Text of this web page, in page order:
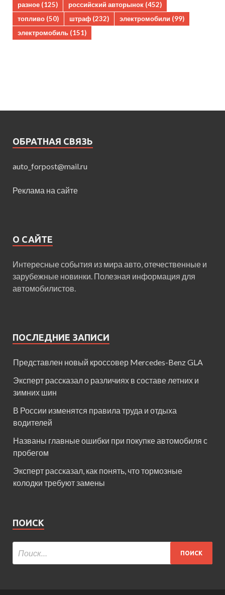
разное (125) российский авторынок (452)
топливо (50) штраф (232) электромобили (99)
электромобиль (151)
ОБРАТНАЯ СВЯЗЬ
auto_forpost@mail.ru
Реклама на сайте
О САЙТЕ
Интересные события из мира авто, отечественные и
зарубежные новинки. Полезная информация для
автомобилистов.
ПОСЛЕДНИЕ ЗАПИСИ
Представлен новый кроссовер Mercedes-Benz GLA
Эксперт рассказал о различиях в составе летних и
зимних шин
В России изменятся правила труда и отдыха
водителей
Названы главные ошибки при покупке автомобиля с
пробегом
Эксперт рассказал, как понять, что тормозные
колодки требуют замены
ПОИСК